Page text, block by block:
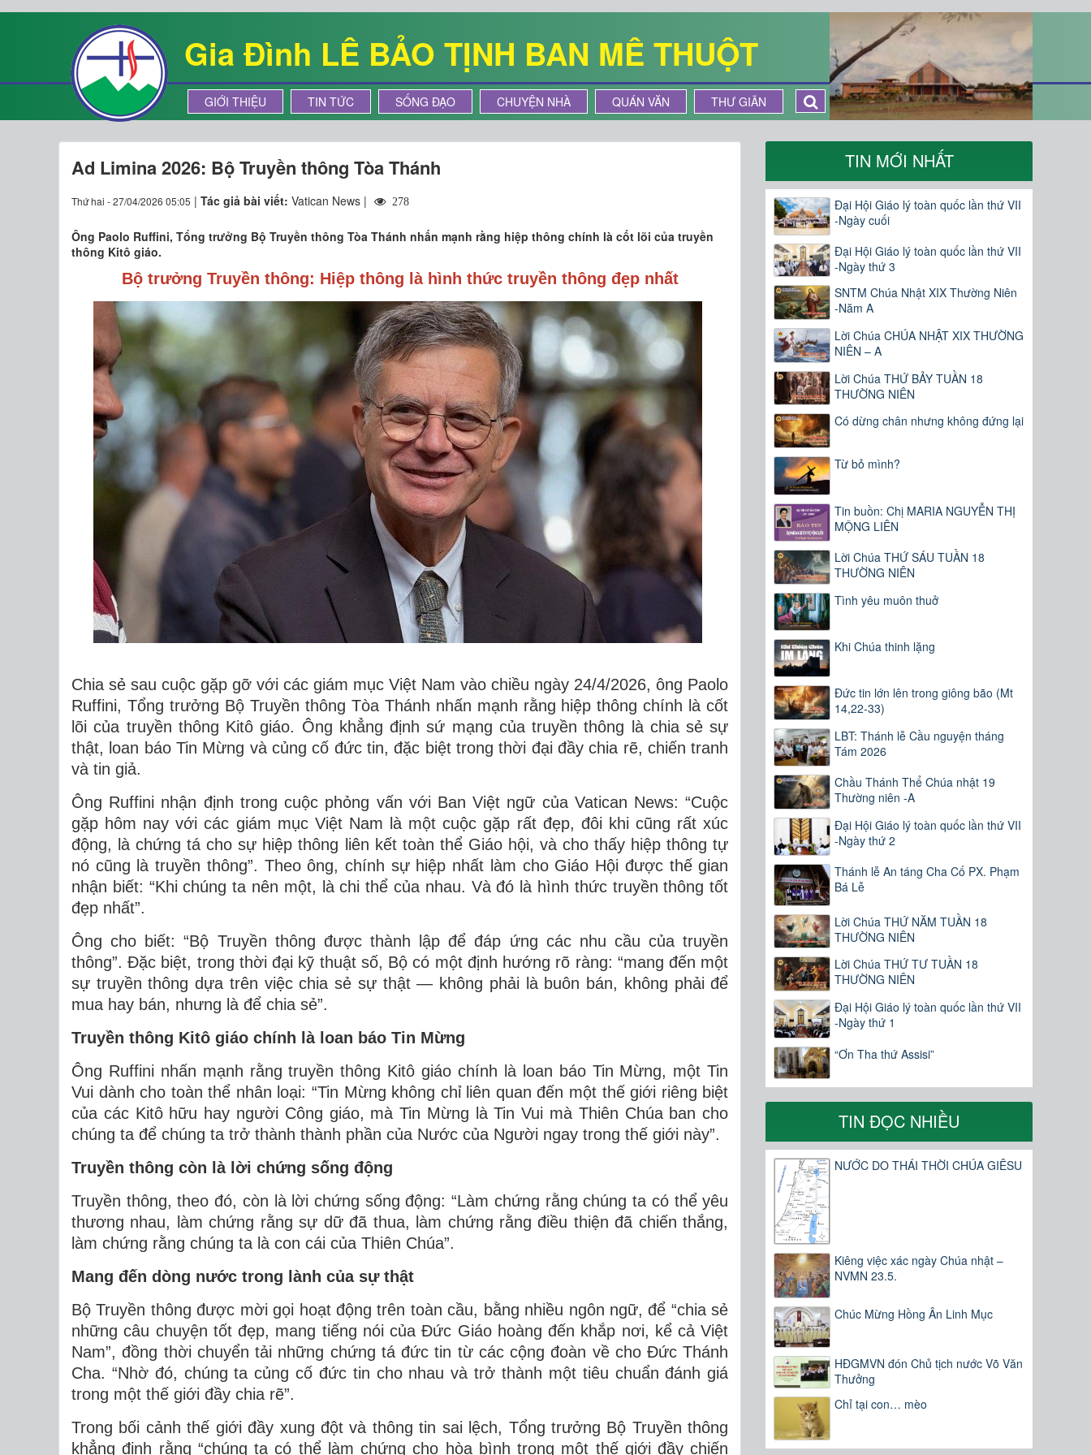
Gia Đình LÊ BẢO TỊNH BAN MÊ THUỘT
GIỚI THIỆU TIN TỨC SỐNG ĐẠO CHUYỆN NHÀ QUÁN VĂN THƯ GIÃN
Ad Limina 2026: Bộ Truyền thông Tòa Thánh
Thứ hai - 27/04/2026 05:05 | Tác giả bài viết: Vatican News | 278
Ông Paolo Ruffini, Tổng trưởng Bộ Truyền thông Tòa Thánh nhấn mạnh rằng hiệp thông chính là cốt lõi của truyền
thông Kitô giáo.
Bộ trưởng Truyền thông: Hiệp thông là hình thức truyền thông đẹp nhất
Chia sẻ sau cuộc gặp gỡ với các giám mục Việt Nam vào chiều ngày 24/4/2026, ông Paolo
Ruffini, Tổng trưởng Bộ Truyền thông Tòa Thánh nhấn mạnh rằng hiệp thông chính là cốt
lõi của truyền thông Kitô giáo. Ông khẳng định sứ mạng của truyền thông là chia sẻ sự
thật, loan báo Tin Mừng và củng cố đức tin, đặc biệt trong thời đại đầy chia rẽ, chiến tranh
và tin giả.
Ông Ruffini nhận định trong cuộc phỏng vấn với Ban Việt ngữ của Vatican News: “Cuộc
gặp hôm nay với các giám mục Việt Nam là một cuộc gặp rất đẹp, đôi khi cũng rất xúc
động, là chứng tá cho sự hiệp thông liên kết toàn thể Giáo hội, và cho thấy hiệp thông tự
nó cũng là truyền thông”. Theo ông, chính sự hiệp nhất làm cho Giáo Hội được thế gian
nhận biết: “Khi chúng ta nên một, là chi thể của nhau. Và đó là hình thức truyền thông tốt
đẹp nhất”.
Ông cho biết: “Bộ Truyền thông được thành lập để đáp ứng các nhu cầu của truyền
thông”. Đặc biệt, trong thời đại kỹ thuật số, Bộ có một định hướng rõ ràng: “mang đến một
sự truyền thông dựa trên việc chia sẻ sự thật — không phải là buôn bán, không phải để
mua hay bán, nhưng là để chia sẻ”.
Truyền thông Kitô giáo chính là loan báo Tin Mừng
Ông Ruffini nhấn mạnh rằng truyền thông Kitô giáo chính là loan báo Tin Mừng, một Tin
Vui dành cho toàn thể nhân loại: “Tin Mừng không chỉ liên quan đến một thế giới riêng biệt
của các Kitô hữu hay người Công giáo, mà Tin Mừng là Tin Vui mà Thiên Chúa ban cho
chúng ta để chúng ta trở thành thành phần của Nước của Người ngay trong thế giới này”.
Truyền thông còn là lời chứng sống động
Truyền thông, theo đó, còn là lời chứng sống động: “Làm chứng rằng chúng ta có thể yêu
thương nhau, làm chứng rằng sự dữ đã thua, làm chứng rằng điều thiện đã chiến thắng,
làm chứng rằng chúng ta là con cái của Thiên Chúa”.
Mang đến dòng nước trong lành của sự thật
Bộ Truyền thông được mời gọi hoạt động trên toàn cầu, bằng nhiều ngôn ngữ, để “chia sẻ
những câu chuyện tốt đẹp, mang tiếng nói của Đức Giáo hoàng đến khắp nơi, kể cả Việt
Nam”, đồng thời chuyển tải những chứng tá đức tin từ các cộng đoàn về cho Đức Thánh
Cha. “Nhờ đó, chúng ta củng cố đức tin cho nhau và trở thành một tiêu chuẩn đánh giá
trong một thế giới đầy chia rẽ”.
Trong bối cảnh thế giới đầy xung đột và thông tin sai lệch, Tổng trưởng Bộ Truyền thông
khẳng định rằng “chúng ta có thể làm chứng cho hòa bình trong một thế giới đầy chiến
TIN MỚI NHẤT
Đại Hội Giáo lý toàn quốc lần thứ VII
-Ngày cuối
Đại Hội Giáo lý toàn quốc lần thứ VII
-Ngày thứ 3
SNTM Chúa Nhật XIX Thường Niên
-Năm A
Lời Chúa CHÚA NHẬT XIX THƯỜNG
NIÊN – A
Lời Chúa THỨ BẢY TUẦN 18
THƯỜNG NIÊN
Có dừng chân nhưng không đứng lại
Từ bỏ mình?
Tin buồn: Chị MARIA NGUYỄN THỊ
MỘNG LIÊN
Lời Chúa THỨ SÁU TUẦN 18
THƯỜNG NIÊN
Tình yêu muôn thuở
Khi Chúa thinh lặng
Đức tin lớn lên trong giông bão (Mt
14,22-33)
LBT: Thánh lễ Cầu nguyện tháng
Tám 2026
Chầu Thánh Thể Chúa nhật 19
Thường niên -A
Đại Hội Giáo lý toàn quốc lần thứ VII
-Ngày thứ 2
Thánh lễ An táng Cha Cố PX. Phạm
Bá Lễ
Lời Chúa THỨ NĂM TUẦN 18
THƯỜNG NIÊN
Lời Chúa THỨ TƯ TUẦN 18
THƯỜNG NIÊN
Đại Hội Giáo lý toàn quốc lần thứ VII
-Ngày thứ 1
“Ơn Tha thứ Assisi”
TIN ĐỌC NHIỀU
NƯỚC DO THÁI THỜI CHÚA GIÊSU
Kiêng việc xác ngày Chúa nhật –
NVMN 23.5.
Chúc Mừng Hồng Ân Linh Mục
HĐGMVN đón Chủ tịch nước Võ Văn
Thưởng
Chỉ tại con… mèo